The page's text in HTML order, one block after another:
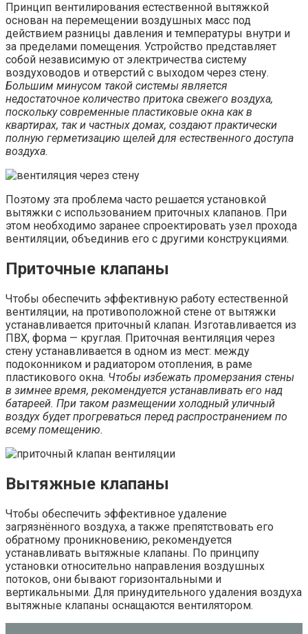
Принцип вентилирования естественной вытяжкой
основан на перемещении воздушных масс под
действием разницы давления и температуры внутри и
за пределами помещения. Устройство представляет
собой независимую от электричества систему
воздуховодов и отверстий с выходом через стену.
Большим минусом такой системы является
недостаточное количество притока свежего воздуха,
поскольку современные пластиковые окна как в
квартирах, так и частных домах, создают практически
полную герметизацию щелей для естественного доступа
воздуха.
Поэтому эта проблема часто решается установкой
вытяжки с использованием приточных клапанов. При
этом необходимо заранее спроектировать узел прохода
вентиляции, объединив его с другими конструкциями.
Приточные клапаны
Чтобы обеспечить эффективную работу естественной
вентиляции, на противоположной стене от вытяжки
устанавливается приточный клапан. Изготавливается из
ПВХ, форма — круглая. Приточная вентиляция через
стену устанавливается в одном из мест: между
подоконником и радиатором отопления, в раме
пластикового окна. Чтобы избежать промерзания стены
в зимнее время, рекомендуется устанавливать его над
батареей. При таком размещении холодный уличный
воздух будет прогреваться перед распространением по
всему помещению.
Вытяжные клапаны
Чтобы обеспечить эффективное удаление
загрязнённого воздуха, а также препятствовать его
обратному проникновению, рекомендуется
устанавливать вытяжные клапаны. По принципу
установки относительно направления воздушных
потоков, они бывают горизонтальными и
вертикальными. Для принудительного удаления воздуха
вытяжные клапаны оснащаются вентилятором.